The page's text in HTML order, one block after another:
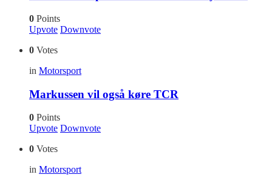
0 Points
Upvote Downvote
0 Votes
in Motorsport
Markussen vil også køre TCR
0 Points
Upvote Downvote
0 Votes
in Motorsport